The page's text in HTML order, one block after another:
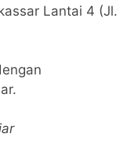
Lantai 4 (Jl.